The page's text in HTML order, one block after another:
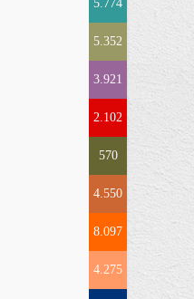
5.774
5.352
3.921
2.102
570
4.550
8.097
4.275